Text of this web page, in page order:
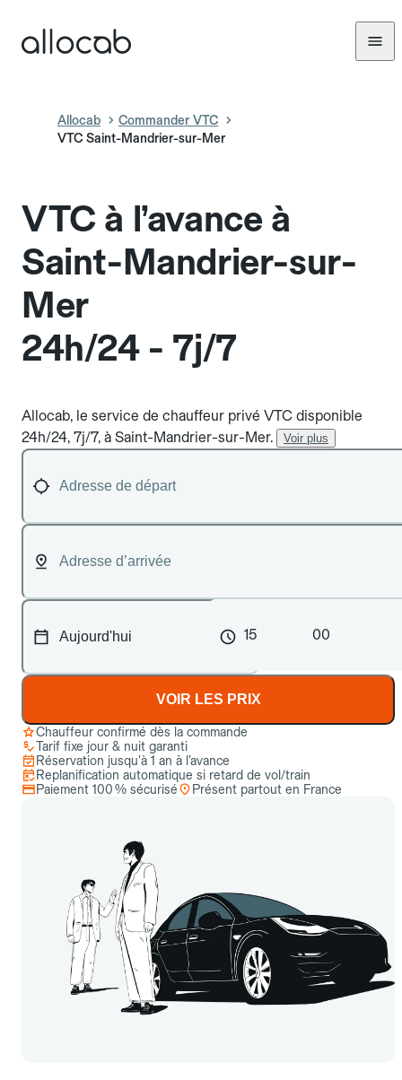
Allocab
Commander VTC
VTC Saint-Mandrier-sur-Mer
VTC à l’avance à
Saint-Mandrier-sur-
Mer
24h/24 - 7j/7
Allocab, le service de chauffeur privé VTC disponible
24h/24, 7j/7, à Saint-Mandrier-sur-Mer.
Voir plus
15 00
VOIR LES PRIX
Chauffeur confirmé dès la commande
Tarif fixe jour & nuit garanti
Réservation jusqu’à 1 an à l’avance
Replanification automatique si retard de vol/train
Paiement 100 % sécurisé
Présent partout en France